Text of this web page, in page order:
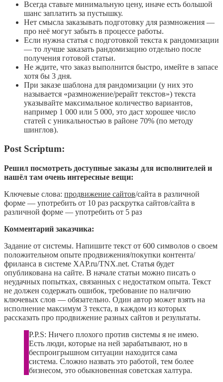
Всегда ставьте минимальную цену, иначе есть большой
шанс заплатить за пустышку.
Нет смысла заказывать подготовку для размножения —
про неё могут забыть в процессе работы.
Если нужна статья с подготовкой текста к рандомизации
— то лучше заказать рандомизацию отдельно после
получения готовой статьи.
Не ждите, что заказ выполнится быстро, имейте в запасе
хотя бы 3 дня.
При заказе шаблона для рандомизации (у них это
называется «размножение/рерайт текстов») текста
указывайте максимальное количество вариантов,
например 1 000 или 5 000, это даст хорошее число
статей с уникальностью в районе 70% (по методу
шинглов).
Post Scriptum:
Решил посмотреть доступные заказы для исполнителей и
нашёл там очень интересные вещи:
Ключевые слова: продвижение сайтов/сайта в различной
форме — употребить от 10 раз раскрутка сайтов/сайта в
различной форме — употребить от 5 раз
Комментарий заказчика:
Задание от системы. Напишите текст от 600 символов о своем
положительном опыте продвижения/покупки контента/
фриланса в системе XAP.ru/TNX.net. Статья будет
опубликована на сайте. В начале статьи можно писать о
неудачных попытках, связанных с недостатком опыта. Текст
не должен содержать ошибок, требование по наличию
ключевых слов — обязательно. Один автор может взять на
исполнение максимум 3 текста, в каждом из которых
рассказать про продвижение разных сайтов и результаты.
P.P.S: Ничего плохого против системы я не имею.
Есть люди, которые на ней зарабатывают, но в
беспроигрышном ситуации находится сама
система. Сложно назвать это работой, тем более
бизнесом, это обыкновенная советская халтура.